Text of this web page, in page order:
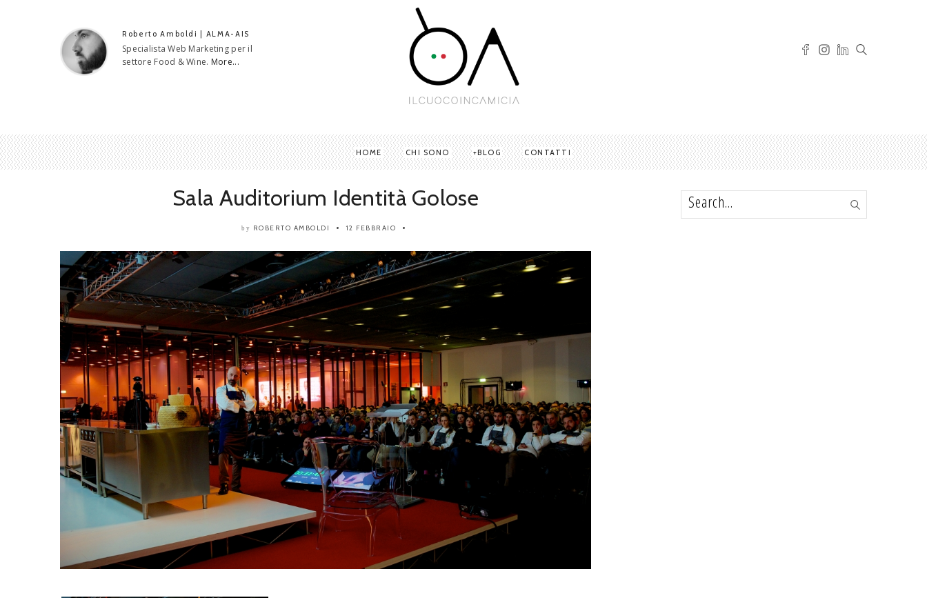
Roberto Amboldi | ALMA-AIS
Specialista Web Marketing per il
settore Food & Wine. More...
HOME CHI SONO BLOG CONTATTI
Sala Auditorium Identità Golose
by ROBERTO AMBOLDI 12 FEBBRAIO